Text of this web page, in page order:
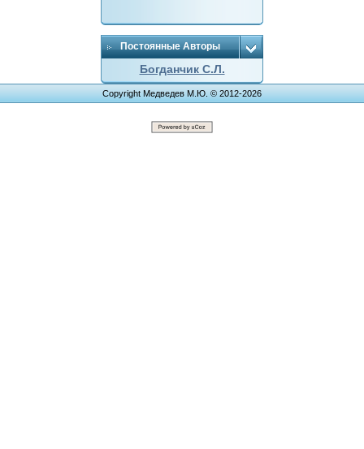
Постоянные Авторы
Богданчик С.Л.
Copyright Медведев М.Ю. © 2012-2026